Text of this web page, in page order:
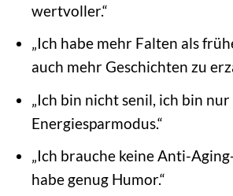
wertvoller.“
„Ich habe mehr Falten als
auch mehr Geschichten zu
„Ich bin nicht senil, ich bin nur
Energiesparmodus.“
„Ich brauche keine Anti-
habe genug Humor.“